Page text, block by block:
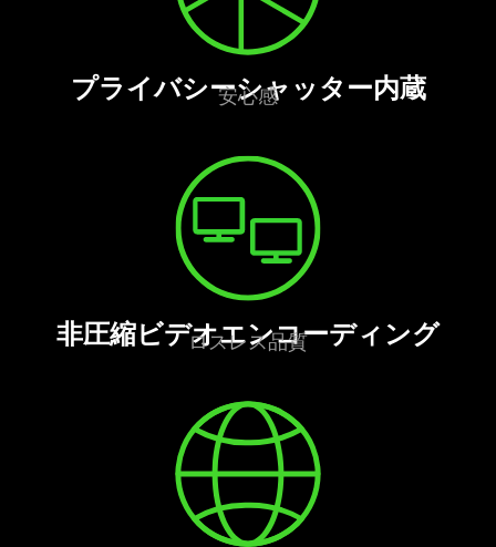
プライバシーシャッター内蔵
安心感
非圧縮ビデオエンコーディング
ロスレス品質